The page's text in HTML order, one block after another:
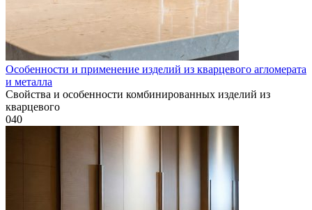
Особенности и применение изделий из кварцевого агломерата
и металла
Свойства и особенности комбинированных изделий из
кварцевого
040